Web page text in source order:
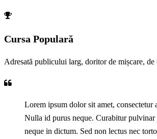
Cursa Populară
Adresată publicului larg, doritor de mișcare, de
Lorem ipsum dolor sit amet, consectetur
Nulla id purus neque. Curabitur pulvinar
neque in dictum. Sed non lectus nec